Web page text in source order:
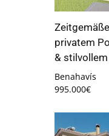
privatem
&
Benahavís
995.000€